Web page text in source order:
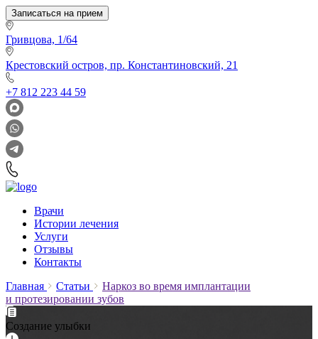
Записаться на прием
Гривцова, 1/64
Крестовский остров, пр. Константиновский, 21
+7 812 223 44 59
Врачи
Истории лечения
Услуги
Отзывы
Контакты
Главная
Статьи
Наркоз во время имплантации
и протезировании зубов
Создание улыбки